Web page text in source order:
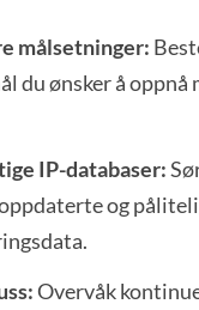
målsetninger:
du ønsker å oppnå
IP-databaser:
og
Overvåk